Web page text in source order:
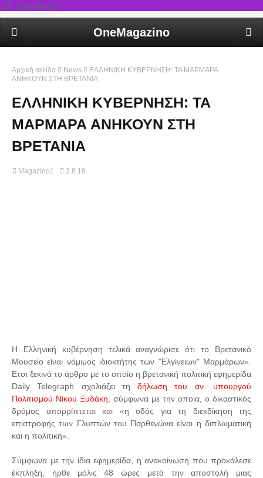
rel='stylesheet'/>
OneMagazino
Αρχική σελίδα News
ΕΛΛΗΝΙΚΗ ΚΥΒΕΡΝΗΣΗ: ΤΑ ΜΑΡΜΑΡΑ
ΑΝΗΚΟΥΝ ΣΤΗ ΒΡΕΤΑΝΙΑ
ΕΛΛΗΝΙΚΗ ΚΥΒΕΡΝΗΣΗ: ΤΑ
ΜΑΡΜΑΡΑ ΑΝΗΚΟΥΝ ΣΤΗ
ΒΡΕΤΑΝΙΑ
Magazino1 3.8.18
Η Ελληνική κυβέρνηση τελικά αναγνώρισε ότι το Βρετανικό
Μουσείο είναι νόμιμος ιδιοκτήτης των "Ελγίνειων" Μαρμάρων».
Ετσι ξεκινά το άρθρο με το οποίο η βρετανική πολιτική εφημερίδα
Daily Telegraph σχολιάζει τηδήλωση του αν. υπουργού
Πολιτισμού Νίκου Ξυδάκη , σύμφωνα με την οποία, ο δικαστικός
δρόμος απορρίπτεται και «η οδός για τη διεκδίκηση της
επιστροφής των Γλυπτών του Παρθενώνα είναι η διπλωματική
και η πολιτική».
Σύμφωνα με την ίδια εφημερίδα, η ανακοίνωση που προκάλεσε
έκπληξη, ήρθε μόλις 48 ώρες μετά την αποστολή μιας